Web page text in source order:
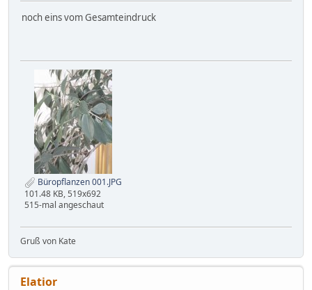
noch eins vom Gesamteindruck
Büropflanzen 001.JPG
101.48 KB, 519x692
515-mal angeschaut
Gruß von Kate
Elatior